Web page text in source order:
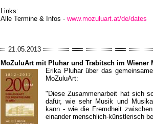
Links:
Alle Termine & Infos - www.mozuluart.at/de/dates
21.05.2013
MoZuluArt mit Pluhar und Trabitsch im Wiener
Erika Pluhar über das
MoZuluArt:
"Diese Zusammenarbeit hat sich
dafür, wie sehr Musik und
kann - wie die Fremdheit
einander menschlich-künstlerisch